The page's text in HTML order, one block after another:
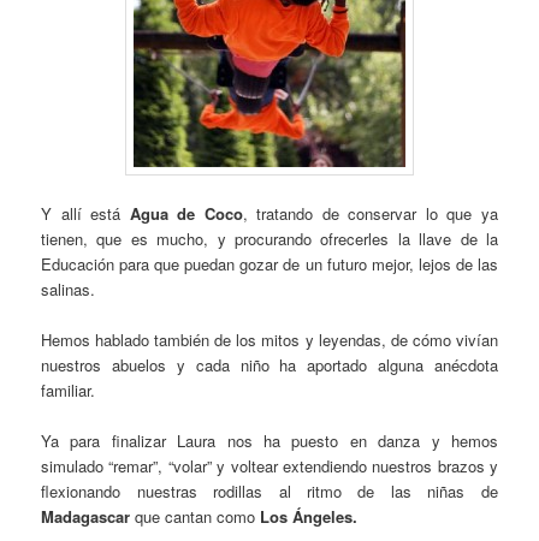
Y allí está Agua de Coco, tratando de conservar lo que ya
tienen, que es mucho, y procurando ofrecerles la llave de la
Educación para que puedan gozar de un futuro mejor, lejos de las
salinas.
Hemos hablado también de los mitos y leyendas, de cómo vivían
nuestros abuelos y cada niño ha aportado alguna anécdota
familiar.
Ya para finalizar Laura nos ha puesto en danza y hemos
simulado “remar”, “volar” y voltear extendiendo nuestros brazos y
flexionando nuestras rodillas al ritmo de las niñas de
Madagascar que cantan como Los Ángeles.